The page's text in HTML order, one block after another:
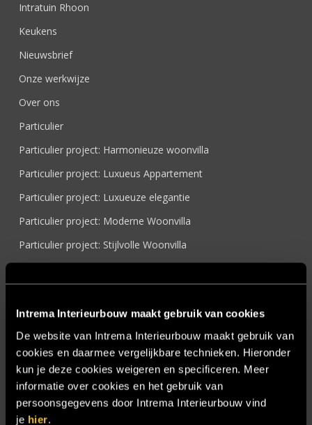
Intrema Interieurbouw maakt gebruik van cookies
De website van Intrema Interieurbouw maakt gebruik van
cookies en daarmee vergelijkbare technieken. Hieronder
kun je deze cookies weigeren en specificeren. Meer
informatie over cookies en het gebruik van
persoonsgegevens door Intrema Interieurbouw vind
je hier.
Intratuin Rhoon
Keukens
Nieuwsbrief
Onze werkwijze
Over ons
Particulier
Particulier project: Harmonieuze woonvilla
Particulier project: Luxueus Appartement
Particulier project: Luxueuze elegantie
Particulier project: Moderne Woonvilla
Particulier project: Stijlvolle Woonvilla
Referenties
Samenwerken
Sensire
Showroom
SIDN